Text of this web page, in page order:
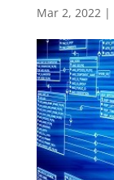
Mar 2, 2022|